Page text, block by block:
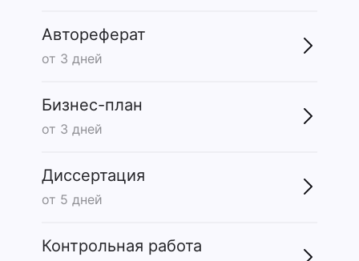
Автореферат
от 3 дней
Бизнес-план
от 3 дней
Диссертация
от 5 дней
Контрольная работа